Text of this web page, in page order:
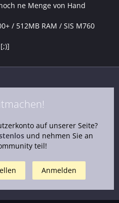
ne Menge von Hand
/ 512MB RAM / SIS M760
auf unserer Seite?
und nehmen Sie an
teil!
Anmelden